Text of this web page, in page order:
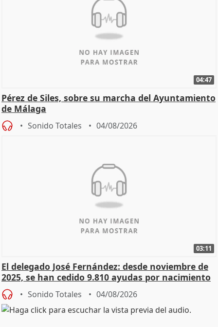
04:47
Pérez de Siles, sobre su marcha del Ayuntamiento
de Málaga
Sonido Totales 04/08/2026
03:11
El delegado José Fernández: desde noviembre de
2025, se han cedido 9.810 ayudas por nacimiento
Sonido Totales 04/08/2026